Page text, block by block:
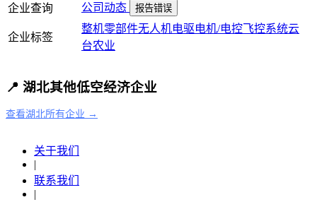
企业查询
公司动态 报告错误
企业标签
整机零部件无人机电驱电机/电控飞控系统云
台农业
📍 湖北其他低空经济企业
查看湖北所有企业 →
关于我们
|
联系我们
|